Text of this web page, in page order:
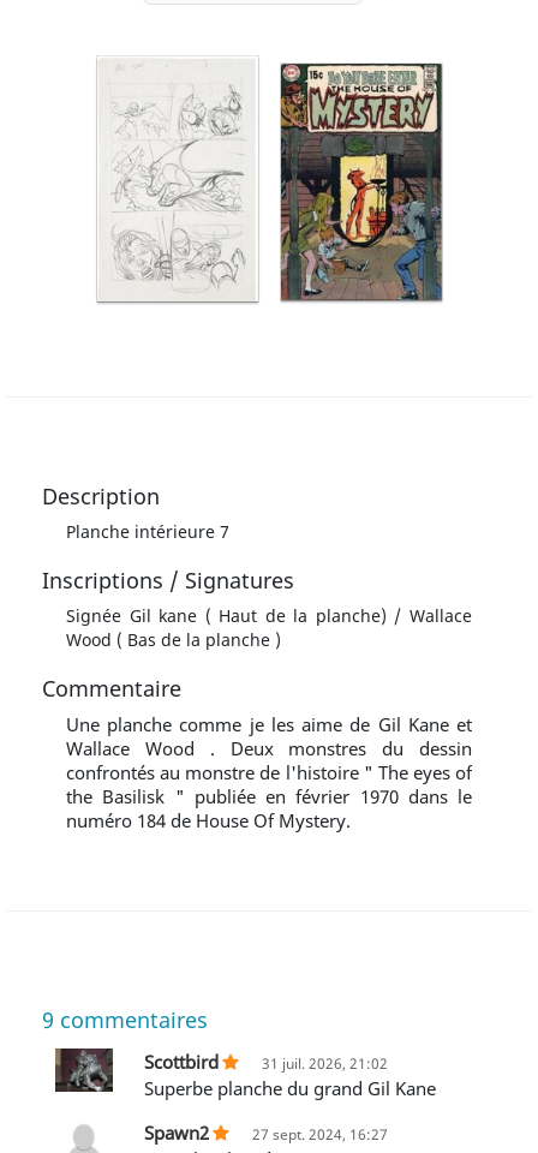
Description
Planche intérieure 7
Inscriptions / Signatures
Signée Gil kane ( Haut de la planche) / Wallace
Wood ( Bas de la planche )
Commentaire
Une planche comme je les aime de Gil Kane et
Wallace Wood . Deux monstres du dessin
confrontés au monstre de l'histoire " The eyes of
the Basilisk " publiée en février 1970 dans le
numéro 184 de House Of Mystery.
9 commentaires
Scottbird 31 juil. 2026, 21:02
Superbe planche du grand Gil Kane
Spawn2
27 sept. 2024, 16:27